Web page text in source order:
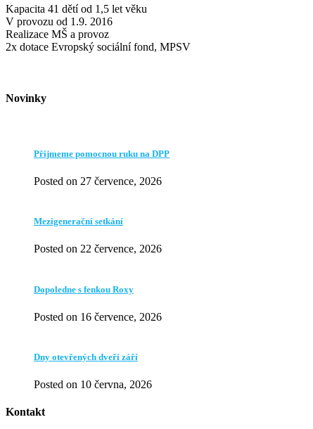
Kapacita 41 dětí od 1,5 let věku
V provozu od 1.9. 2016
Realizace MŠ a provoz
2x dotace Evropský sociální fond, MPSV
Novinky
Přijmeme pomocnou ruku na DPP
Posted on 27 července, 2026
Mezigenerační setkání
Posted on 22 července, 2026
Dopoledne s fenkou Roxy
Posted on 16 července, 2026
Dny otevřených dveří září
Posted on 10 června, 2026
Kontakt